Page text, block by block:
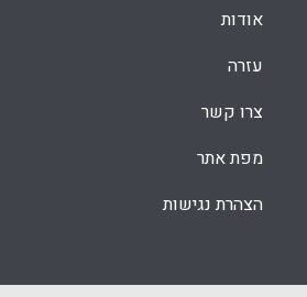
אודות
עזרה
צרו קשר
מפת אתר
הצהרת נגישות